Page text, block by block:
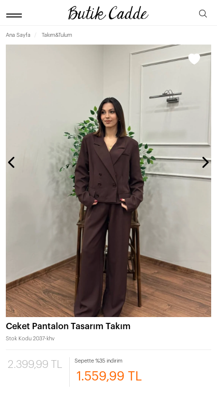
Ana Sayfa Takım&Tulum
Ceket Pantalon Tasarım Takım
Stok Kodu 2037-khv
2.399,99 TL Sepette %35 indirim
1.559,99 TL